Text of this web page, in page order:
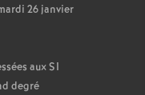
26 janvier
aux S1
degré